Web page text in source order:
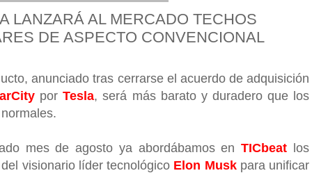
LANZARÁ AL MERCADO TECHOS
DE ASPECTO CONVENCIONAL
anunciado tras cerrarse el acuerdo de adquisición
porTesla, será más barato y duradero que los
mes de agosto ya abordábamos enTICbeat los
visionario líder tecnológico Elon Muskpara unificar